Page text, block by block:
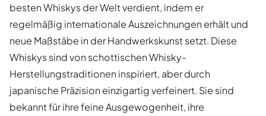
besten Whiskys der Welt verdient, indem er
regelmäßig internationale Auszeichnungen erhält und
neue Maßstäbe in der Handwerkskunst setzt. Diese
Whiskys sind von schottischen Whisky-
Herstellungstraditionen inspiriert, aber durch
japanische Präzision einzigartig verfeinert. Sie sind
bekannt für ihre feine Ausgewogenheit, ihre